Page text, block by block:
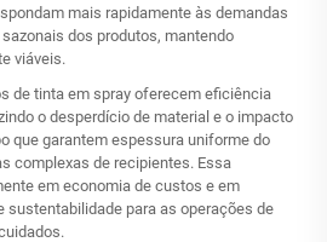
mais rapidamente às demandas
dos produtos, mantendo
viáveis.
de tinta em spray oferecem eficiência
o desperdício de material e o impacto
que garantem espessura uniforme do
complexas de recipientes. Essa
em economia de custos e em
sustentabilidade para as operações de